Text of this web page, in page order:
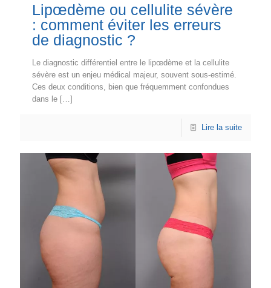
Lipœdème ou cellulite sévère
: comment éviter les erreurs
de diagnostic ?
Le diagnostic différentiel entre le lipœdème et la cellulite
sévère est un enjeu médical majeur, souvent sous-estimé.
Ces deux conditions, bien que fréquemment confondues
dans le […]
Lire la suite